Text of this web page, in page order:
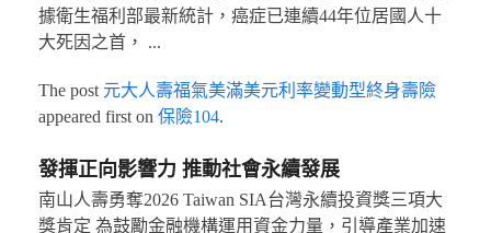
據衛生福利部最新統計，癌症已連續44年位居國人十
大死因之首， ...
The post 元大人壽福氣美滿美元利率變動型終身壽險
appeared first on 保險104.
發揮正向影響力 推動社會永續發展
南山人壽勇奪2026 Taiwan SIA台灣永續投資獎三項大
獎肯定 為鼓勵金融機構運用資金力量，引導產業加速